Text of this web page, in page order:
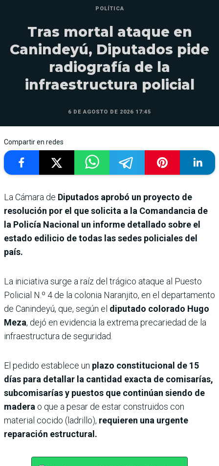
POLÍTICA
Tras mortal ataque en
Canindeyú, Diputados pide
radiografía de la
infraestructura policial
6 DE AGOSTO DE 2026 17:45
Compartir en redes
La Cámara de Diputados aprobó un proyecto de
resolución por el que solicita a la Comandancia de
la Policía Nacional un informe detallado sobre el
estado edilicio de todas las sedes policiales del
país.
La iniciativa surge a raíz del trágico ataque al Puesto
Policial N.º 4 de la colonia Naranjito, en el departamento
de Canindeyú, que, según el diputado colorado Hugo
Meza, dejó en evidencia la extrema precariedad de la
infraestructura de seguridad.
El pedido establece un plazo constitucional de 15
días para detallar la cantidad exacta de comisarías,
subcomisarías y puestos que continúan siendo de
madera o que a pesar de estar construidos con
material cocido (ladrillo), requieren una urgente
reparación estructural.